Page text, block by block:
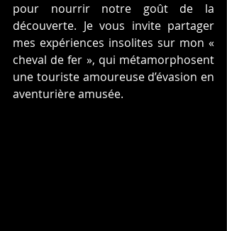
pour nourrir notre goût de la
découverte. Je vous invite partager
mes expériences insolites sur mon «
cheval de fer », qui métamorphosent
une touriste amoureuse d’évasion en
aventurière amusée.